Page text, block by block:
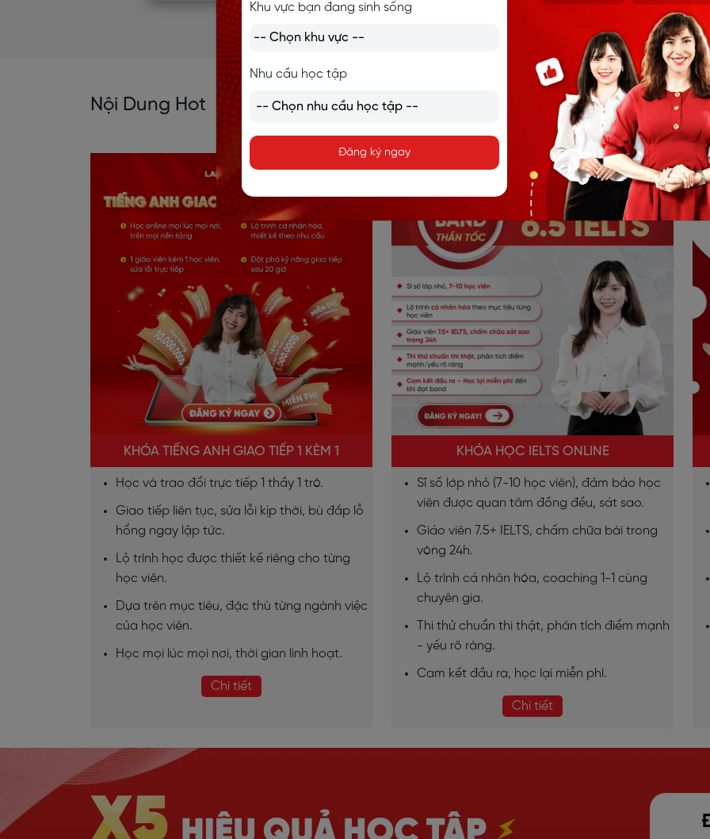
Nội Dung Hot
KHÓA TIẾNG ANH GIAO TIẾP 1 KÈM 1
Học và trao đổi trực tiếp 1 thầy 1 trò.
Giao tiếp liên tục, sửa lỗi kịp thời, bù đắp lỗ
hổng ngay lập tức.
Lộ trình học được thiết kế riêng cho từng
học viên.
Dựa trên mục tiêu, đặc thù từng ngành việc
của học viên.
Học mọi lúc mọi nơi, thời gian linh hoạt.
Chi tiết
KHÓA HỌC IELTS ONLINE
Sĩ số lớp nhỏ (7-10 học viên), đảm bảo học
viên được quan tâm đồng đều, sát sao.
Giáo viên 7.5+ IELTS, chấm chữa bài trong
vòng 24h.
Lộ trình cá nhân hóa, coaching 1-1 cùng
chuyên gia.
Thi thử chuẩn thi thật, phân tích điểm mạnh
- yếu rõ ràng.
Cam kết đầu ra, học lại miễn phí.
Chi tiết
Khu vực bạn đang sinh sống
Nhu cầu học tập
Đăng ký ngay